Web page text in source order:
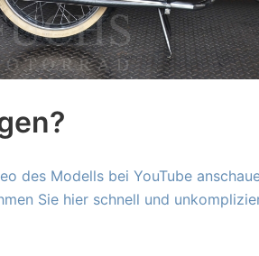
des Modells bei YouTube
Sie hier schnell und